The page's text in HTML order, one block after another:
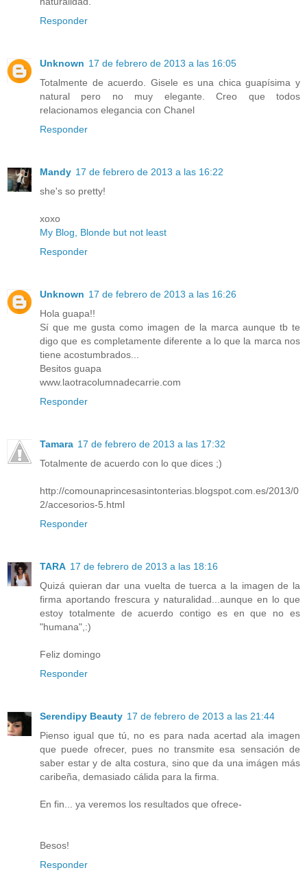
Responder
Unknown 17 de febrero de 2013 a las 16:05
Totalmente de acuerdo. Gisele es una chica guapísima y
natural pero no muy elegante. Creo que todos
relacionamos elegancia con Chanel
Responder
Mandy 17 de febrero de 2013 a las 16:22
she's so pretty!
xoxo
My Blog, Blonde but not least
Responder
Unknown 17 de febrero de 2013 a las 16:26
Hola guapa!!
Sí que me gusta como imagen de la marca aunque tb te
digo que es completamente diferente a lo que la marca nos
tiene acostumbrados...
Besitos guapa
www.laotracolumnadecarrie.com
Responder
Tamara 17 de febrero de 2013 a las 17:32
Totalmente de acuerdo con lo que dices ;)
http://comounaprincesasintonterias.blogspot.com.es/2013/0
2/accesorios-5.html
Responder
TARA 17 de febrero de 2013 a las 18:16
Quizá quieran dar una vuelta de tuerca a la imagen de la
firma aportando frescura y naturalidad...aunque en lo que
estoy totalmente de acuerdo contigo es en que no es
"humana",:)
Feliz domingo
Responder
Serendipy Beauty 17 de febrero de 2013 a las 21:44
Pienso igual que tú, no es para nada acertad ala imagen
que puede ofrecer, pues no transmite esa sensación de
saber estar y de alta costura, sino que da una imágen más
caribeña, demasiado cálida para la firma.
En fin... ya veremos los resultados que ofrece-
Besos!
Responder